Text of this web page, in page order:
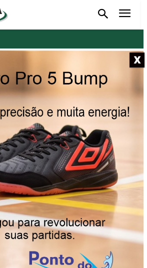
é convocado
internacional
FME Criciúma irá representar o
Alemanha em maio
News Sul 09/04/2026
X